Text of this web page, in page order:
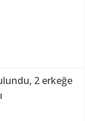
2 erkeğe